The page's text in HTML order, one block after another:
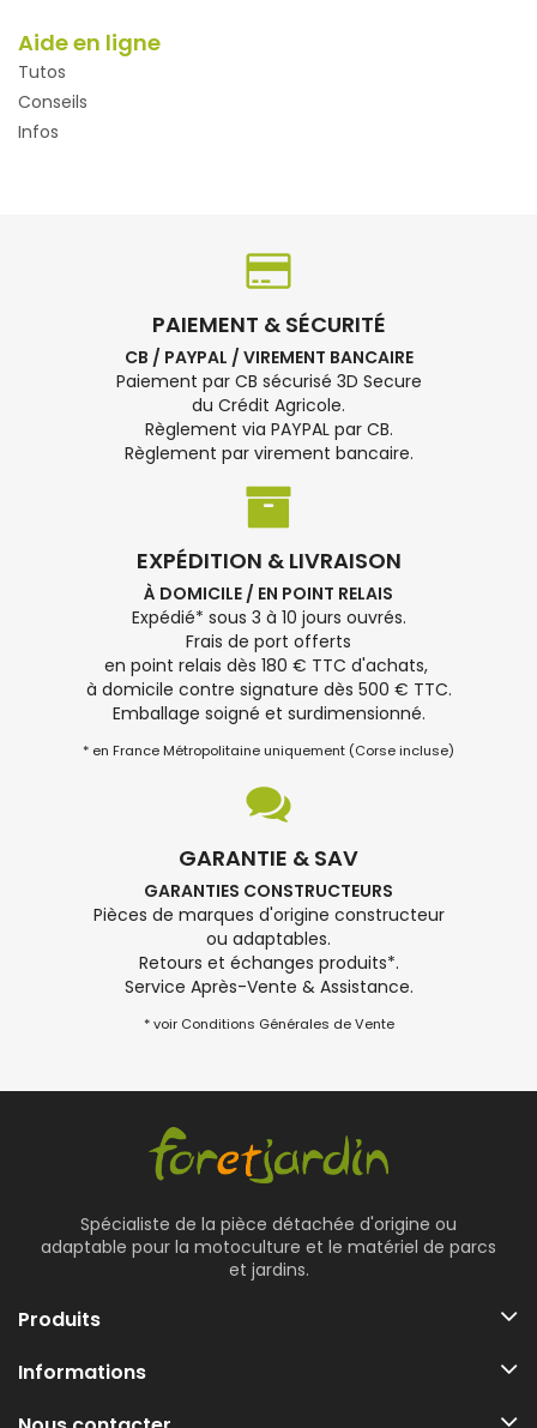
Aide en ligne
Tutos
Conseils
Infos
PAIEMENT & SÉCURITÉ
CB / PAYPAL / VIREMENT BANCAIRE
Paiement par CB sécurisé 3D Secure
du Crédit Agricole.
Règlement via PAYPAL par CB.
Règlement par virement bancaire.
EXPÉDITION & LIVRAISON
À DOMICILE / EN POINT RELAIS
Expédié* sous 3 à 10 jours ouvrés.
Frais de port offerts
en point relais dès 180 € TTC d'achats,
à domicile contre signature dès 500 € TTC.
Emballage soigné et surdimensionné.
* en France Métropolitaine uniquement (Corse incluse)
GARANTIE & SAV
GARANTIES CONSTRUCTEURS
Pièces de marques d'origine constructeur
ou adaptables.
Retours et échanges produits*.
Service Après-Vente & Assistance.
* voir Conditions Générales de Vente
Spécialiste de la pièce détachée d'origine ou
adaptable pour la motoculture et le matériel de parcs
et jardins.
Produits
Informations